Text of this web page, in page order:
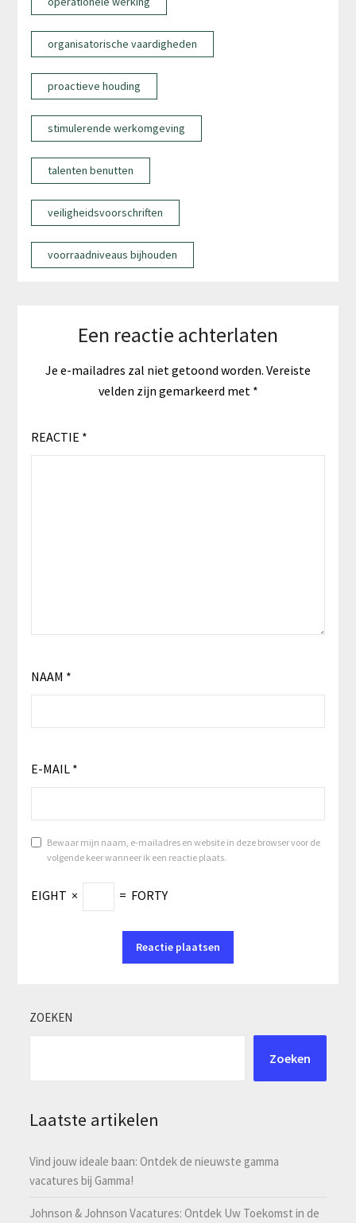
organisatorische vaardigheden
proactieve houding
stimulerende werkomgeving
talenten benutten
veiligheidsvoorschriften
voorraadniveaus bijhouden
Een reactie achterlaten
Je e-mailadres zal niet getoond worden. Vereiste
velden zijn gemarkeerd met *
REACTIE *
NAAM *
E-MAIL *
Bewaar mijn naam, e-mailadres en website in deze browser voor de
volgende keer wanneer ik een reactie plaats.
EIGHT × = FORTY
ZOEKEN
Zoeken
Laatste artikelen
Vind jouw ideale baan: Ontdek de nieuwste gamma
vacatures bij Gamma!
Johnson & Johnson Vacatures: Ontdek Uw Toekomst in de